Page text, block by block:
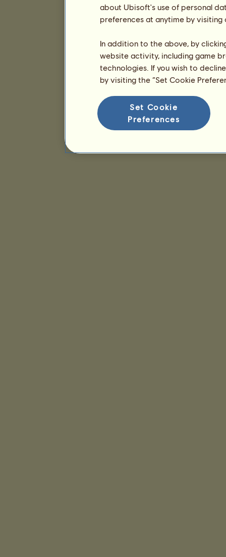
about Ubisoft's use of personal
preferences at anytime by
In addition to the above, by
website activity, including game
technologies. If you wish to
by visiting the “Set Cookie
Set Cookie
Preferences